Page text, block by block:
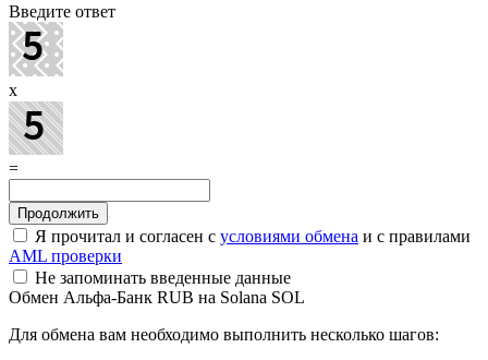
Введите ответ
x
=
Я прочитал и согласен с условиями обмена и с правилами
AML проверки
Не запоминать введенные данные
Обмен Альфа-Банк RUB на Solana SOL
Для обмена вам необходимо выполнить несколько шагов: